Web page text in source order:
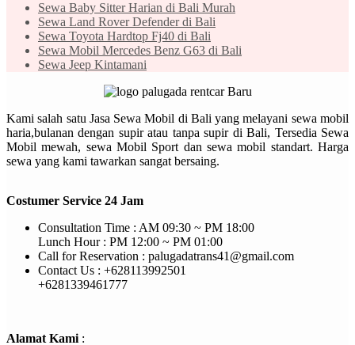
Sewa Baby Sitter Harian di Bali Murah
Sewa Land Rover Defender di Bali
Sewa Toyota Hardtop Fj40 di Bali
Sewa Mobil Mercedes Benz G63 di Bali
Sewa Jeep Kintamani
Kami salah satu Jasa Sewa Mobil di Bali yang melayani sewa mobil
haria,bulanan dengan supir atau tanpa supir di Bali, Tersedia Sewa
Mobil mewah, sewa Mobil Sport dan sewa mobil standart. Harga
sewa yang kami tawarkan sangat bersaing.
Costumer Service 24 Jam
Consultation Time : AM 09:30 ~ PM 18:00
Lunch Hour : PM 12:00 ~ PM 01:00
Call for Reservation : palugadatrans41@gmail.com
Contact Us : +628113992501
+6281339461777
Alamat Kami :